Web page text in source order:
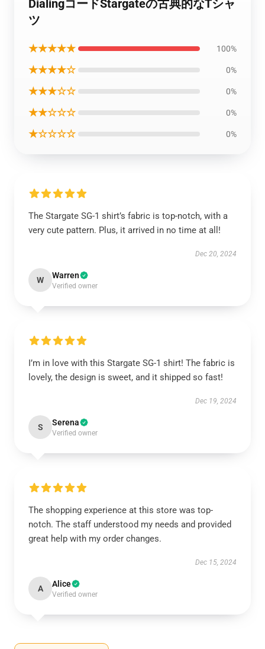
DialingコードStargateの古典的なTシャ
ツ
★★★★★ 100%
★★★★☆ 0%
★★★☆☆ 0%
★★☆☆☆ 0%
★☆☆☆☆ 0%
The Stargate SG-1 shirt’s fabric is top-notch, with a
very cute pattern. Plus, it arrived in no time at all!
Dec 20, 2024
W Warren
Verified owner
I’m in love with this Stargate SG-1 shirt! The fabric is
lovely, the design is sweet, and it shipped so fast!
Dec 19, 2024
S Serena
Verified owner
The shopping experience at this store was top-
notch. The staff understood my needs and provided
great help with my order changes.
Dec 15, 2024
A Alice
Verified owner